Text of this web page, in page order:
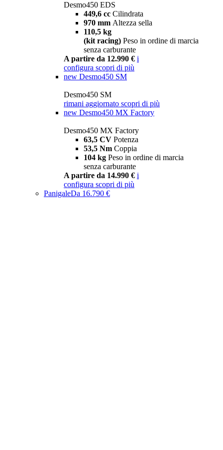
Desmo450 EDS
449,6 cc Cilindrata
970 mm Altezza sella
110,5 kg
(kit racing) Peso in ordine di marcia
senza carburante
A partire da 12.990 € i
configura scopri di più
new Desmo450 SM
Desmo450 SM
rimani aggiornato scopri di più
new Desmo450 MX Factory
Desmo450 MX Factory
63,5 CV Potenza
53,5 Nm Coppia
104 kg Peso in ordine di marcia
senza carburante
A partire da 14.990 € i
configura scopri di più
PanigaleDa 16.790 €